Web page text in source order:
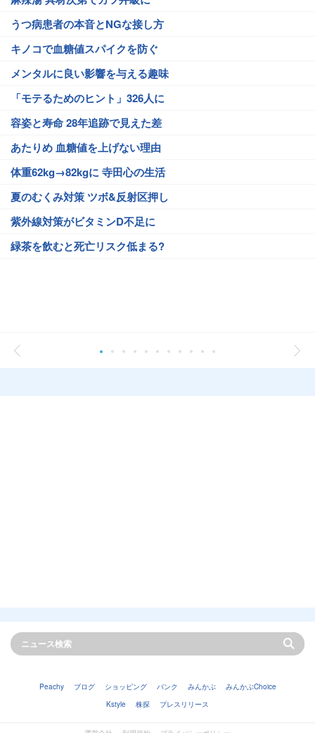
うつ病患者の本音とNGな接し方
キノコで血糖値スパイクを防ぐ
メンタルに良い影響を与える趣味
「モテるためのヒント」326人に
容姿と寿命 28年追跡で見えた差
あたりめ 血糖値を上げない理由
体重62kg→82kgに 寺田心の生活
夏のむくみ対策 ツボ&反射区押し
紫外線対策がビタミンD不足に
緑茶を飲むと死亡リスク低まる?
Peachy ブログ ショッピング バンク みんかぶ
みんかぶChoice
Kstyle
株探 プレスリリース